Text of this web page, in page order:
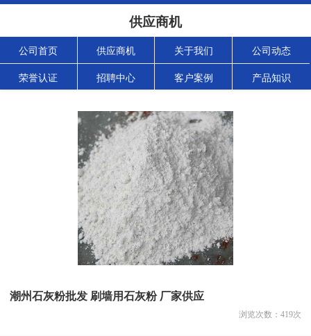
供应商机
公司首页 供应商机 关于我们 公司动态
荣誉认证 招聘中心 客户案例 产品知识
潮州石灰粉批发 刷墙用石灰粉 厂家供应
浏览次数： 419次